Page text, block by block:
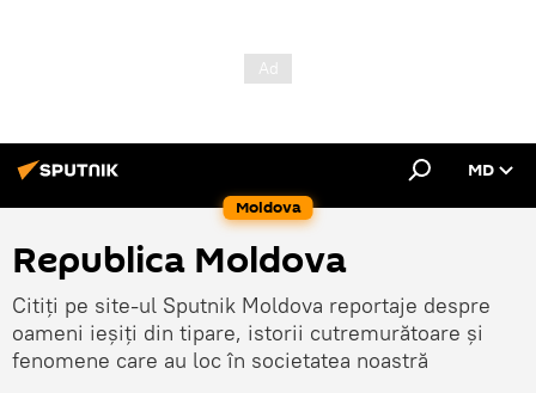
Moldova
MD
Republica Moldova
Citiți pe site-ul Sputnik Moldova reportaje despre
oameni ieșiți din tipare, istorii cutremurătoare și
fenomene care au loc în societatea noastră